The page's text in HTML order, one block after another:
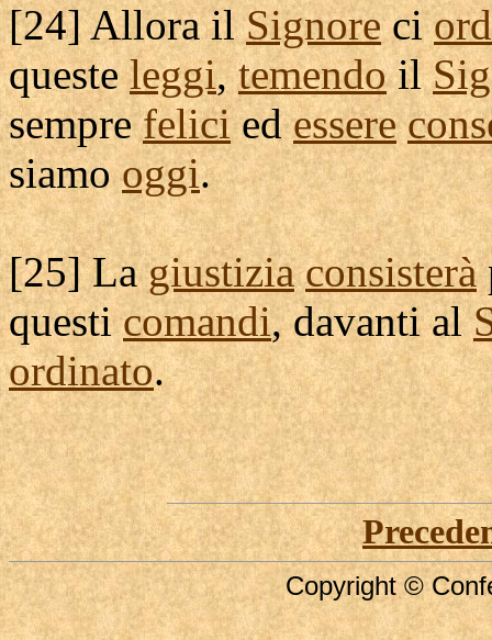
[24] Allora ilSignoreci
questeleggi,temendoil
semprefeliciedessere
siamooggi.
[25] Lagiustizia consisterà
questicomandi, davanti al
ordinato.
Copyright ©